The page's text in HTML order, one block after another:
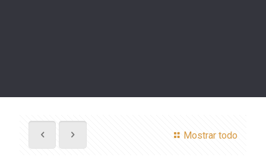
Mostrar todo